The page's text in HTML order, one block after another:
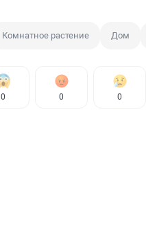
Комнатное растение Дом
0 0 0